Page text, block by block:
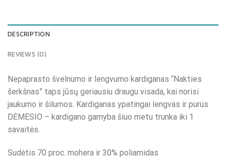
DESCRIPTION
REVIEWS (0)
Nepaprasto švelnumo ir lengvumo kardiganas “Nakties
šerkšnas” taps jūsų geriausiu draugu visada, kai norisi
jaukumo ir šilumos. Kardiganas ypatingai lengvas ir purus
DĖMESIO – kardigano gamyba šiuo metu trunka iki 1
savaitės.
Sudėtis 70 proc. mohera ir 30% poliamidas